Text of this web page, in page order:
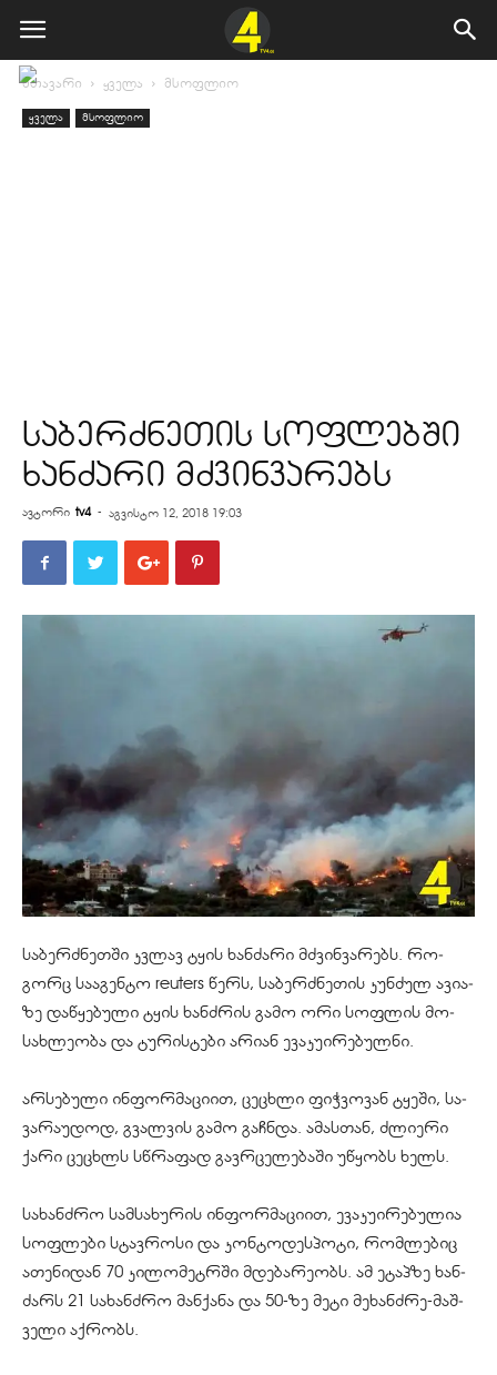
მთავარი ყველა მსოფლიო
ყველა მსოფლიო
საბერძნეთის სოფლებში
ხანძარი მძვინვარებს
ავტორი tv4 - აგვისტო 12, 2018 19:03
სა­ბერ­ძნეთ­ში კვლავ ტყის ხან­ძა­რი მძვინ­ვა­რებს. რო­
გორც სა­ა­გენ­ტო reuters წერს, სა­ბერ­ძნე­თის კუნ­ძულ ავი­ა­
ზე და­წყე­ბუ­ლი ტყის ხან­ძრის გამო ორი სოფ­ლის მო­
სახ­ლე­ო­ბა და ტურისტები არი­ან ევაკუირებულნი.
არ­სე­ბუ­ლი ინ­ფორ­მა­ცი­ით, ცე­ცხლი ფიჭ­ვო­ვან ტყე­ში, სა­
ვა­რა­უ­დოდ, გვალ­ვის გამო გაჩ­ნდა. ამას­თან, ძლი­ე­რი
ქარი ცე­ცხლს სწრა­ფად გავ­რცე­ლე­ბა­ში უწყობს ხელს.
სა­ხან­ძრო სამ­სა­ხუ­რის ინ­ფორ­მა­ცი­ით, ევა­კუ­ი­რე­ბუ­ლია
სოფ­ლე­ბი სტავ­რო­სი და კონ­ტო­დეს­პო­ტი, რომლებიც
ათე­ნი­დან 70 კი­ლო­მეტრში მდე­ბა­რე­ობს. ამ ეტაპ­ზე ხან­
ძარს 21 სა­ხან­ძრო მან­ქა­ნა და 50-ზე მეტი მე­ხან­ძრე-მაშ­
ვე­ლი აქ­რობს.